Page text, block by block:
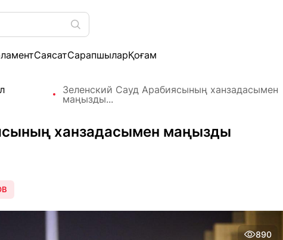
СаясатСарапшыларҚоғам
Зеленский Сауд Арабиясының ханзадасымен
маңызды...
ханзадасымен маңызды
890